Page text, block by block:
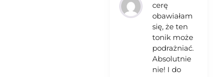
cerę
obawiałam
się, że ten
tonik może
podrażniać.
Absolutnie
nie! I do